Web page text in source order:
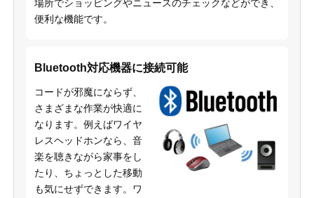
場所でショッピングやニュースのチェックなどができ、
便利な機能です。
Bluetooth対応機器に接続可能
コードが邪魔にならず、
さまざまな作業が快適に
なります。例えばワイヤ
レスヘッドホンなら、音
楽を聴きながら家事をし
たり、ちょっとした移動
も気にせずできます。ワ